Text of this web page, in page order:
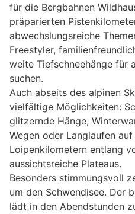
für die Bergbahnen
präparierten
abwechslungsreiche
Freestyler,
weite Tiefschneehänge für
suchen.
Auch abseits des alpinen
vielfältige Möglichkeiten:
glitzernde Hänge,
Wegen oder Langlaufen
Loipenkilometern entlang
aussichtsreiche Plateaus.
Besonders stimmungsvoll
um den Schwendisee. Der
lädt in den Abendstunden